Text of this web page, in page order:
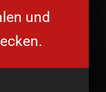
und